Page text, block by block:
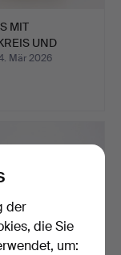
MIT
UND
PE…
Mär 2026
der
die Sie
um: